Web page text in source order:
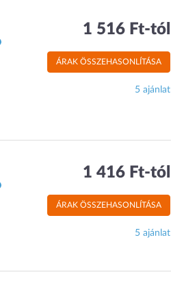
1 516 Ft-tól
ÁRAK ÖSSZEHASONLÍTÁSA
5 ajánlat
1 416 Ft-tól
ÁRAK ÖSSZEHASONLÍTÁSA
5 ajánlat